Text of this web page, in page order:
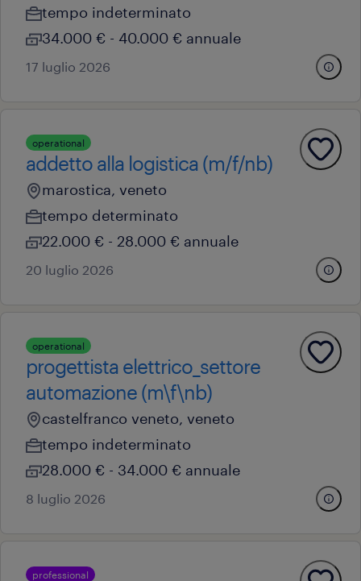
tempo indeterminato
34.000 € - 40.000 € annuale
17 luglio 2026
operational
addetto alla logistica (m/f/nb)
marostica, veneto
tempo determinato
22.000 € - 28.000 € annuale
20 luglio 2026
operational
progettista elettrico_settore
automazione (m\f\nb)
castelfranco veneto, veneto
tempo indeterminato
28.000 € - 34.000 € annuale
8 luglio 2026
professional